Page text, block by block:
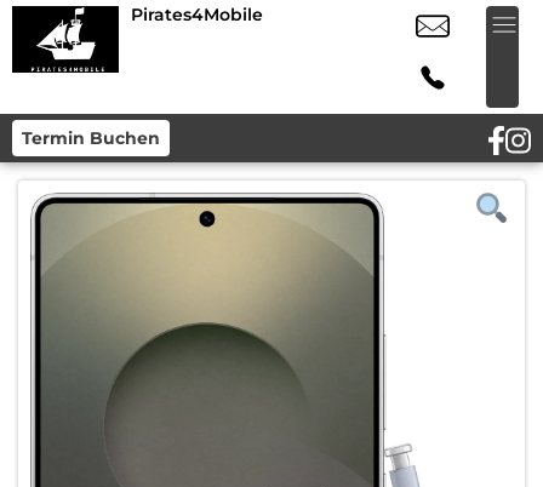
Pirates4Mobile
Termin Buchen